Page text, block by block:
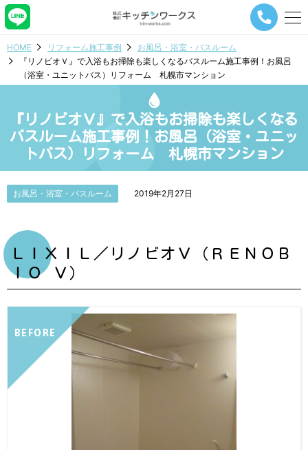
メ
ビ
シ
ョ
タ
HOME リフォーム施工事例
お風呂・浴室・バスルーム
『リノビオＶ』で入浴もお掃除も楽しくなるバスルーム施工事例！お風呂
（浴室・ユニットバス）リフォーム 札幌市マンション
『リノビオＶ』で入浴もお掃除も楽しくなる
バスルーム施工事例！お風呂（浴室・ユニッ
トバス）リフォーム 札幌市マンション
お風呂・浴室・バスルーム 2019年2月27日
ＬＩＸＩＬ／リノビオＶ（ＲＥＮＯＢ
ＩＯ Ｖ）
BEFORE